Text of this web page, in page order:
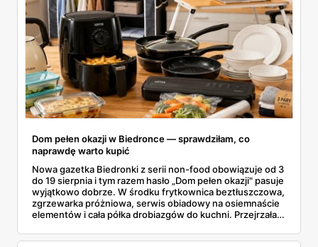
Dom pełen okazji w Biedronce — sprawdziłam, co
naprawdę warto kupić
Nowa gazetka Biedronki z serii non-food obowiązuje od 3
do 19 sierpnia i tym razem hasło „Dom pełen okazji" pasuje
wyjątkowo dobrze. W środku frytkownica beztłuszczowa,
zgrzewarka próżniowa, serwis obiadowy na osiemnaście
elementów i cała półka drobiazgów do kuchni. Przejrzałam
się przy półce z samego rana.